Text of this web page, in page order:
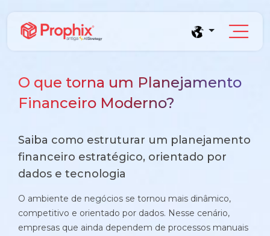
Módulo de Planejamento, orçamento e
projeções financeiras sem planilhas.
Complexidade orçamentária baixa e média
Conheça o produto
Blog
Conteúdos e tendências de gestão financeira
E-books
Conteúdos aprofundados para seu crescimento
Indústria e Manufatura
O que torna um Planejamento
Financeiro Moderno?
Saiba como estruturar um planejamento
financeiro estratégico, orientado por
dados e tecnologia
O ambiente de negócios se tornou mais dinâmico,
competitivo e orientado por dados. Nesse cenário,
empresas que ainda dependem de processos manuais